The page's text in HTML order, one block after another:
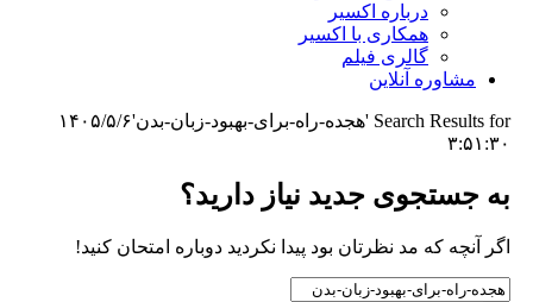
درباره اکسیر
همکاری با اکسیر
گالری فیلم
مشاوره آنلاین
Search Results for 'هجده-راه-برای-بهبود-زبان-بدن'
۱۴۰۵/۵/۶
۳:۵۱:۳۰
به جستجوی جديد نياز داريد؟
اگر آنچه که مد نظرتان بود پیدا نکردید دوباره امتحان کنید!
Search